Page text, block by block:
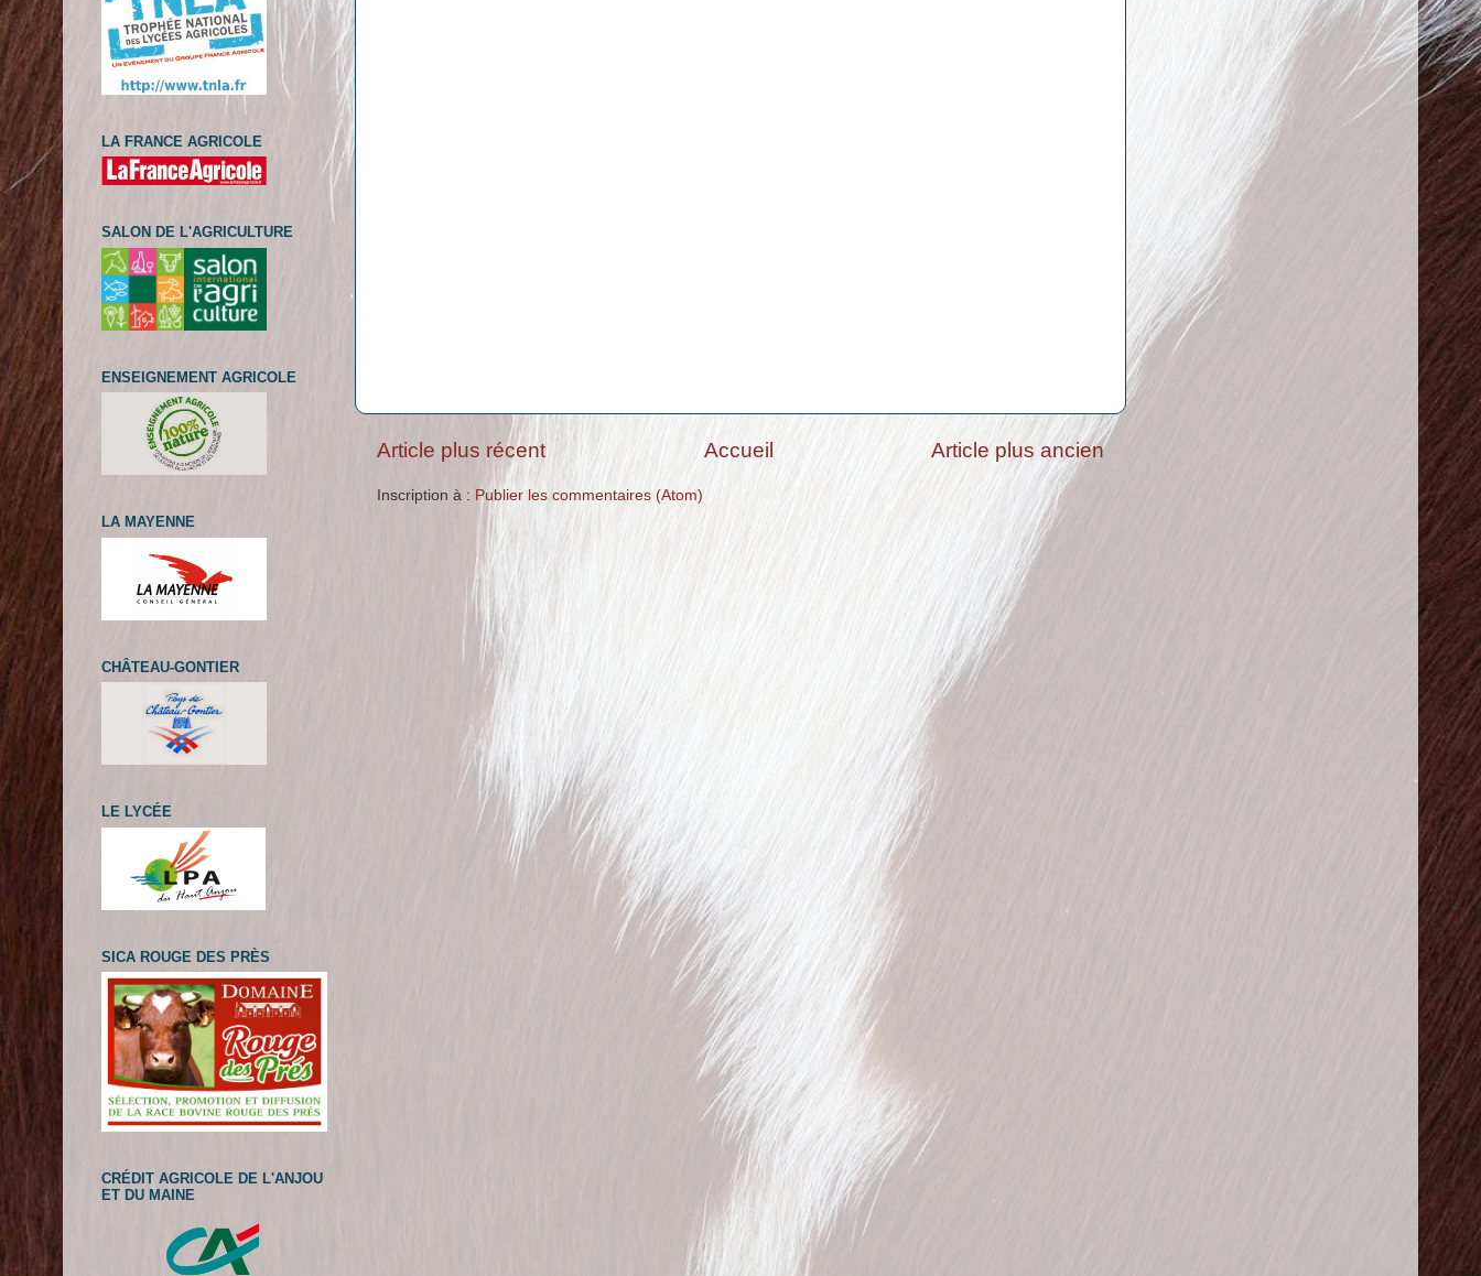
Article plus récent Article plus ancien
Accueil
Inscription à : Publier les commentaires (Atom)
LA FRANCE AGRICOLE
SALON DE L'AGRICULTURE
ENSEIGNEMENT AGRICOLE
LA MAYENNE
CHÂTEAU-GONTIER
LE LYCÉE
SICA ROUGE DES PRÈS
CRÉDIT AGRICOLE DE L'ANJOU
ET DU MAINE